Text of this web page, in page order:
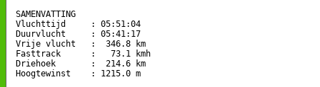
SAMENVATTING
Vluchttijd     : 05:51:04
Duurvlucht     : 05:41:17
Vrije vlucht   :  346.8 km
Fasttrack      :   73.1 kmh
Driehoek       :  214.6 km
Hoogtewinst    : 1215.0 m